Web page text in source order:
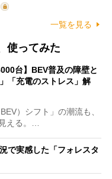
一覧を見る
使ってみた
台】BEV普及の障壁と
「充電のストレス」解
）シフト」の潮流も、
える。…
で実感した「フォレスタ